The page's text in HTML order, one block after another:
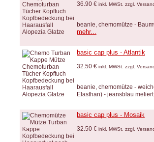
36.90 € inkl. MWSt. zzgl.
beanie, chemomütze -
mehr...
basic cap plus - Atlantik
32.50 € inkl. MWSt. zzgl.
beanie, chemomütze -
Elasthan) - jeansblau meliert
basic cap plus - Mosaik
32.50 € inkl. MWSt. zzgl.